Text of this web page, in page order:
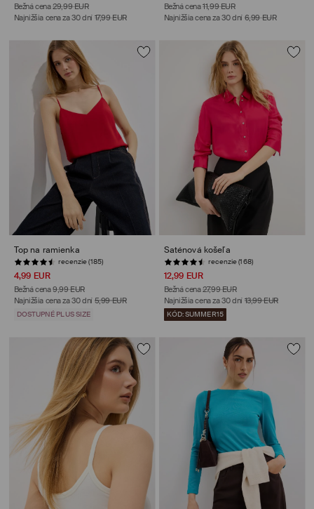
Bežná cena 29,99 EUR
Najnižšia cena za 30 dní 17,99 EUR
Bežná cena 11,99 EUR
Najnižšia cena za 30 dní 6,99 EUR
Top na ramienka
recenzie (185)
4,99 EUR
Bežná cena 9,99 EUR
Najnižšia cena za 30 dní 5,99 EUR
DOSTUPNÉ PLUS SIZE
Saténová košeľa
recenzie (168)
12,99 EUR
Bežná cena 27,99 EUR
Najnižšia cena za 30 dní 13,99 EUR
KÓD: SUMMER15